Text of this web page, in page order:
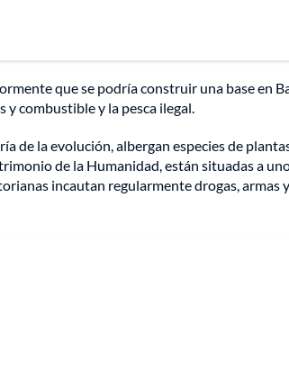
que se podría construir una base en
y combustible y la pesca ilegal.
de la evolución, albergan especies de
de la Humanidad, están situadas a
incautan regularmente drogas, armas y